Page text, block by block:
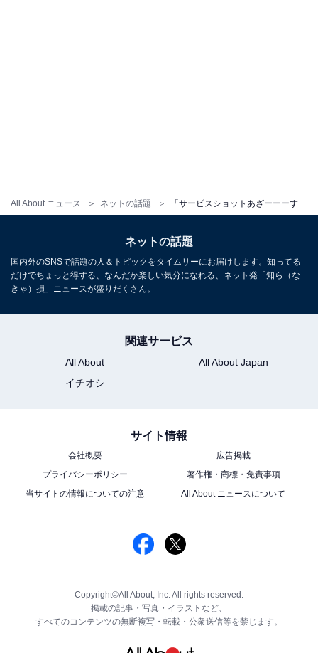
All About ニュース ネットの話題
ネットの話題
国内外のSNSで話題の人＆トピックをタイムリーにお届けします。知ってる
だけでちょっと得する、なんだか楽しい気分になれる、ネット発「知ら（な
きゃ）損」ニュースが盛りだくさん。
関連サービス
All About
All About Japan
イチオシ
サイト情報
会社概要
広告掲載
プライバシーポリシー
著作権・商標・免責事項
当サイトの情報についての注意
All About ニュースについて
Copyright©All About, Inc. All rights reserved.
掲載の記事・写真・イラストなど、
すべてのコンテンツの無断複写・転載・公衆送信等を禁じます。